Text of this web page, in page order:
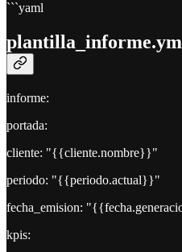
```yaml
informe:
portada:
cliente: "{{cliente.nombre}}"
periodo: "{{periodo.actual}}"
fecha_emision:
kpis: